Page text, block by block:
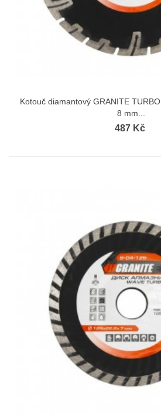
Kotouč diamantový GRANITE
8 mm...
487 Kč